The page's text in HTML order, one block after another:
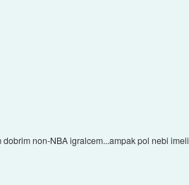
non-NBA igralcem...ampak pol nebi imeli